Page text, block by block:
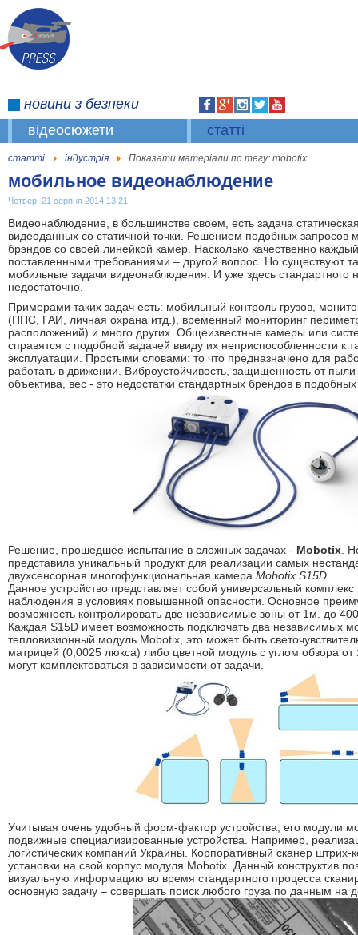
новини з безпеки
відеосюжети
статті
статті індустрія Показати матеріали по тегу: mobotix
мобильное видеонаблюдение
Четвер, 21 серпня 2014 13:21
Видеонаблюдение, в большинстве своем, есть задача
видеоданных со статичной точки. Решением подобных запросов
брэндов со своей линейкой камер. Насколько качественно
поставленными требованиями – другой вопрос. Но существуют
мобильные задачи видеонаблюдения. И уже здесь стандартного
недостаточно.
Примерами таких задач есть: мобильный контроль грузов,
(ППС, ГАИ, личная охрана итд.), временный мониторинг
расположений) и много других. Общеизвестные камеры или
справятся с подобной задачей ввиду их неприспособленности к
эксплуатации. Простыми словами: то что предназначено для
работать в движении. Виброустойчивость, защищенность от
объектива, вес - это недостатки стандартных брендов в
Решение, прошедшее испытание в сложных задачах - Mobotix .
представила уникальный продукт для реализации самых
двухсенсорная многофункциональная камера Mobotix S15D.
Данное устройство представляет собой универсальный
наблюдения в условиях повышенной опасности. Основное
возможность контролировать две независимые зоны от 1м. до
Каждая S15D имеет возможность подключать два независимых
тепловизионный модуль Mobotix, это может быть
матрицей (0,0025 люкса) либо цветной модуль с углом обзора
могут комплектоваться в зависимости от задачи.
Учитывая очень удобный форм-фактор устройства, его модули
подвижные специализированные устройства. Например,
логистических компаний Украины. Корпоративный сканер штрих-
установки на свой корпус модуля Mobotix. Данный конструктив
визуальную информацию во время стандартного процесса
основную задачу – совершать поиск любого груза по данным на